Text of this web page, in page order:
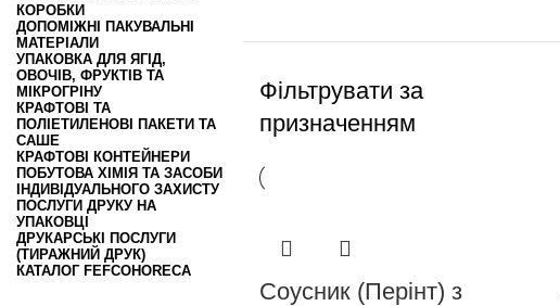
КОРОБКИ
ДОПОМІЖНІ ПАКУВАЛЬНІ
МАТЕРІАЛИ
УПАКОВКА ДЛЯ ЯГІД,
ОВОЧІВ, ФРУКТІВ ТА
МІКРОГРІНУ
КРАФТОВІ ТА
ПОЛІЕТИЛЕНОВІ ПАКЕТИ ТА
САШЕ
КРАФТОВІ КОНТЕЙНЕРИ
ПОБУТОВА ХІМІЯ ТА ЗАСОБИ
ІНДИВІДУАЛЬНОГО ЗАХИСТУ
ПОСЛУГИ ДРУКУ НА
УПАКОВЦІ
ДРУКАРСЬКІ ПОСЛУГИ
(ТИРАЖНИЙ ДРУК)
КАТАЛОГ FEFCOHORECA
Фільтрувати за
призначенням
Соусник (Перінт) з